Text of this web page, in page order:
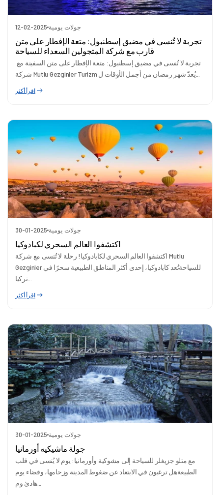
12-02-2025 جولات يومية
تجربة لا تُنسى في مضيق إسطنبول: متعة الإفطار على متن
قارب مع شركة المتجولين السعداء للسياحة
شركة Mutlu Gezginler Turizm يُعدّ شهر رمضان من أجمل الأوقات ل...
اقرأ أكثر
30-01-2025 جولات يومية
اكتشفوا العالم السحري لكبادوكيا
اكتشفوا العالم السحري لكابادوكيا! رحلة لا تُنسى مع شركة Mutlu
Gezginler للسياحةتُعد كابادوكيا، إحدى أكثر المناطق الطبيعية سحرًا في
تركيا...
اقرأ أكثر
30-01-2025 جولات يومية
جولة ماشيكيه أورمانيا
مع متلو جزيغلر للسياحة إلى مشوكية وأورمانيا: يوم لا يُنسى في قلب
الطبيعةهل ترغبون في الابتعاد عن ضغوط المدينة وزحامها، وقضاء يوم